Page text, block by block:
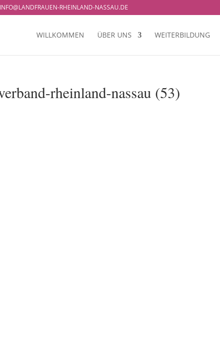
INFO@LANDFRAUEN-RHEINLAND-NASSAU.DE
WILLKOMMEN ÜBER UNS WEITERBILDUNG
rheinland-nassau (53)